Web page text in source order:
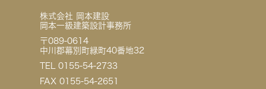
株式会社 岡本建設
岡本一級建築設計事務所
〒089-0614
中川郡幕別町緑町40番地32
TEL 0155-54-2733
FAX 0155-54-2651